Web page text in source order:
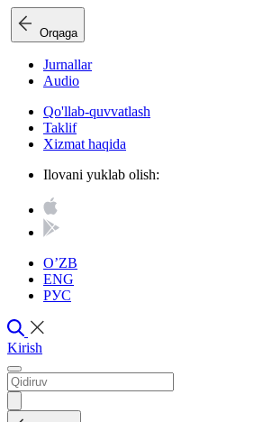
Orqaga
Jurnallar
Audio
Qo'llab-quvvatlash
Taklif
Xizmat haqida
Ilovani yuklab olish:
O’ZB
ENG
РУС
Kirish